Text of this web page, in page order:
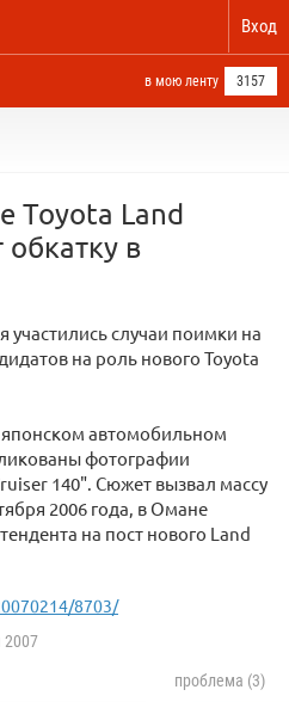
Вход
в мою ленту 3157
Toyota Land
в
участились случаи поимки на
на роль нового Toyota
автомобильном
фотографии
140". Сюжет вызвал массу
2006 года, в Омане
на пост нового Land
8703/
2007
проблема (3)